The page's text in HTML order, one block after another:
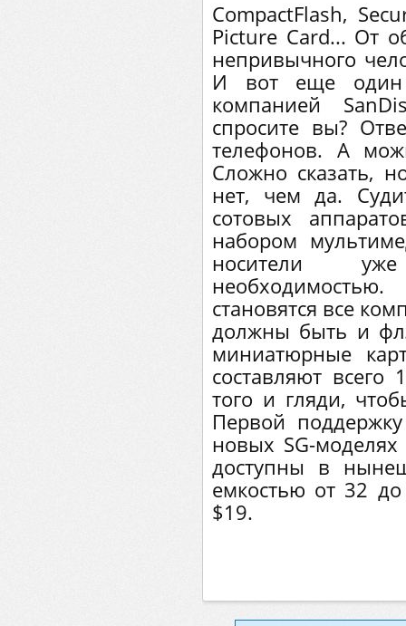
CompactFlash,
Picture Card... От
непривычного
И вот еще один
компанией
спросите вы?
телефонов. А
Сложно сказать,
нет, чем да.
сотовых
набором
носители
становятся все
должны быть и
миниатюрные
составляют
того и гляди,
Первой
новых SG-
доступны в
емкостью от 32
$19.